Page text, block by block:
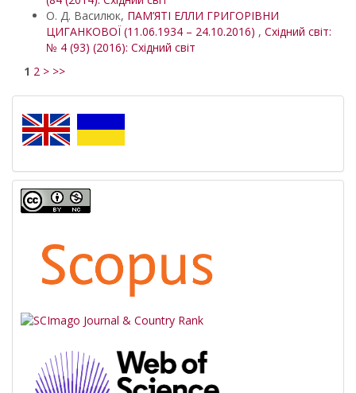
О. Д. Василюк, ПАМ’ЯТІ ЕЛЛИ ГРИГОРІВНИ
ЦИГАНКОВОЇ (11.06.1934 – 24.10.2016) , Східний світ:
№ 4 (93) (2016): Східний світ
1 2 > >>